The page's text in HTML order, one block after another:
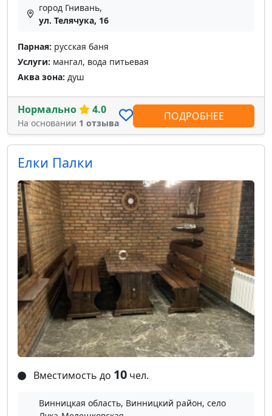
город Гнивань,
ул. Телячука, 16
Парная: русская баня
Услуги: мангал, вода питьевая
Аква зона: душ
Нормально 4.0
На основании 1 отзыва
ПОДРОБНЕЕ
Елки Палки
Вместимость до 10 чел.
Винницкая область, Винницкий район, село